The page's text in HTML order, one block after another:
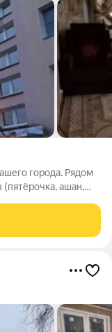
города. Рядом
(пятёрочка, ашан,
и по всему